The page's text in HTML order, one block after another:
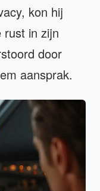
kon hij
rust in zijn
door
aansprak.